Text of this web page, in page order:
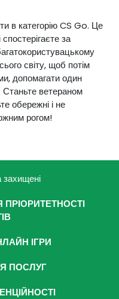
в категорію CS Go. Це
за
світу, щоб потім
допомагати один
ветераном
обережні і не
рогом!
ІГРИ
ПОСЛУГ